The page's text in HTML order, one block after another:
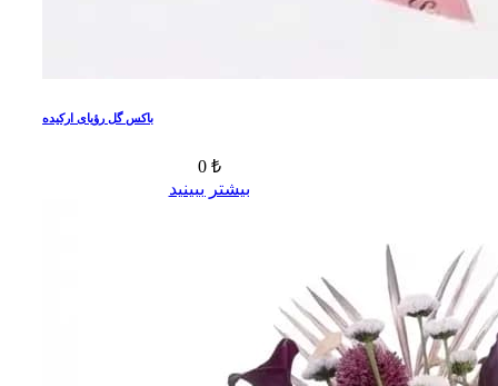
باکس گل رؤیای ارکیده
0 ₺
بیشتر ببینید